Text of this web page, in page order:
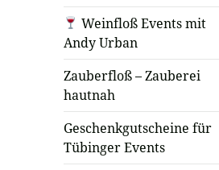
Weinfloß Events mit
Andy Urban
Zauberfloß – Zauberei
hautnah
Geschenkgutscheine für
Tübinger Events